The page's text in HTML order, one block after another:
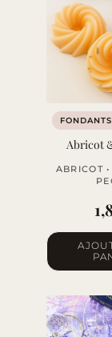
Abricot
ABRICOT